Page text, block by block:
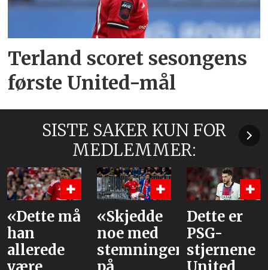
Terland scoret sesongens
første United-mål
SISTE SAKER KUN FOR
MEDLEMMER:
«Skjedde
noe med
stemningen
Dette er
PSG-
stjernene
Våre
av laget